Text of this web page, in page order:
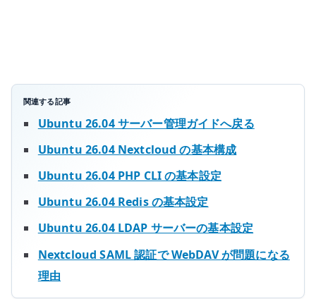
関連する記事
Ubuntu 26.04 サーバー管理ガイドへ戻る
Ubuntu 26.04 Nextcloud の基本構成
Ubuntu 26.04 PHP CLI の基本設定
Ubuntu 26.04 Redis の基本設定
Ubuntu 26.04 LDAP サーバーの基本設定
Nextcloud SAML 認証で WebDAV が問題になる
理由